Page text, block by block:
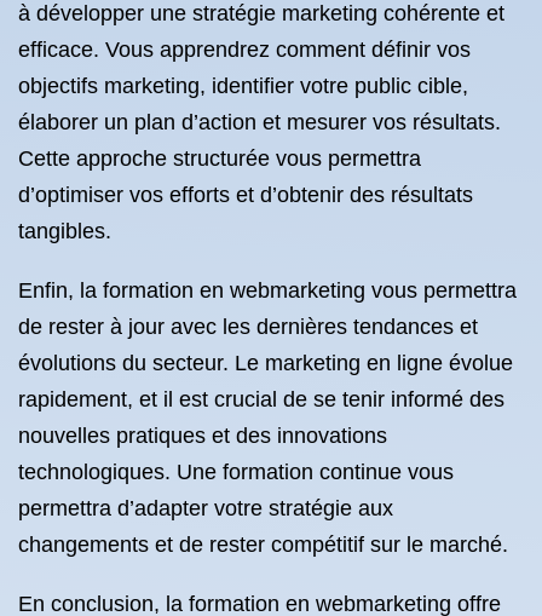
à développer une stratégie marketing cohérente et
efficace. Vous apprendrez comment définir vos
objectifs marketing, identifier votre public cible,
élaborer un plan d’action et mesurer vos résultats.
Cette approche structurée vous permettra
d’optimiser vos efforts et d’obtenir des résultats
tangibles.
Enfin, la formation en webmarketing vous permettra
de rester à jour avec les dernières tendances et
évolutions du secteur. Le marketing en ligne évolue
rapidement, et il est crucial de se tenir informé des
nouvelles pratiques et des innovations
technologiques. Une formation continue vous
permettra d’adapter votre stratégie aux
changements et de rester compétitif sur le marché.
En conclusion, la formation en webmarketing offre